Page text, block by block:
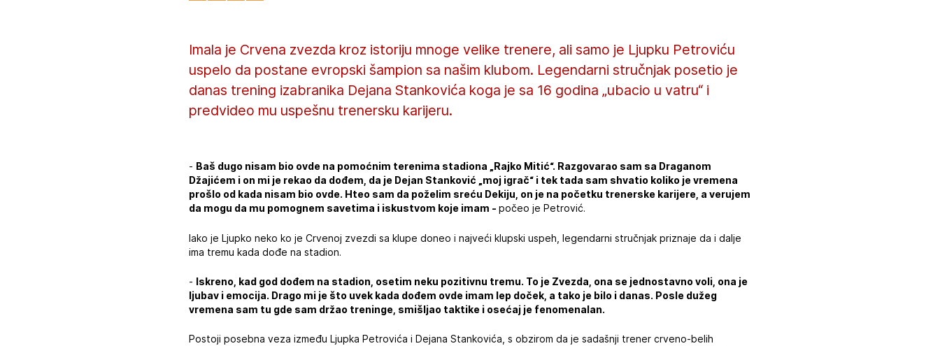
Imala je Crvena zvezda kroz istoriju mnoge velike trenere, ali samo je Ljupku Petroviću
uspelo da postane evropski šampion sa našim klubom. Legendarni stručnjak posetio je
danas trening izabranika Dejana Stankovića koga je sa 16 godina „ubacio u vatru“ i
predvideo mu uspešnu trenersku karijeru.
- Baš dugo nisam bio ovde na pomoćnim terenima stadiona „Rajko Mitić“. Razgovarao sam sa Draganom
Džajićem i on mi je rekao da dođem, da je Dejan Stanković „moj igrač“ i tek tada sam shvatio koliko je vremena
prošlo od kada nisam bio ovde. Hteo sam da poželim sreću Dekiju, on je na početku trenerske karijere, a verujem
da mogu da mu pomognem savetima i iskustvom koje imam -počeo je Petrović.
Iako je Ljupko neko ko je Crvenoj zvezdi sa klupe doneo i najveći klupski uspeh, legendarni stručnjak priznaje da i dalje
ima tremu kada dođe na stadion.
- Iskreno, kad god dođem na stadion, osetim neku pozitivnu tremu. To je Zvezda, ona se jednostavno voli, ona je
ljubav i emocija. Drago mi je što uvek kada dođem ovde imam lep doček, a tako je bilo i danas. Posle dužeg
vremena sam tu gde sam držao treninge, smišljao taktike i osećaj je fenomenalan.
Postoji posebna veza između Ljupka Petrovića i Dejana Stankovića, s obzirom da je sadašnji trener crveno-belih